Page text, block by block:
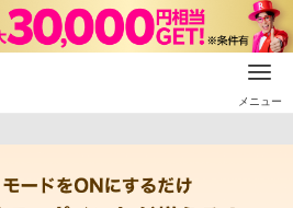
メニュー